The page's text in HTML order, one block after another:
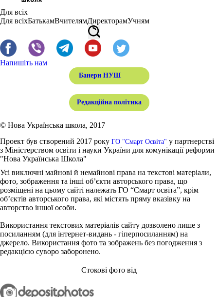
Для всіх
Для всіхБатькамВчителямДиректорамУчням
Напишіть нам
Банери НУШ
Редакційна політика
© Нова Українська школа, 2017
Проект був створений 2017 року ГО "Смарт Освіта" у партнерстві
з Міністерством освіти і науки України для комунікації реформи
"Нова Українська Школа"
Усі виключні майнові й немайнові права на текстові матеріали,
фото, зображення та інші об’єкти авторського права, що
розміщені на цьому сайті належать ГО “Смарт освіта”, крім
об’єктів авторського права, які містять пряму вказівку на
авторство іншої особи.
Використання текстових матеріалів сайту дозволено лише з
посиланням (для інтернет-видань - гіперпосиланням) на
джерело. Використання фото та зображень без погодження з
редакцією суворо заборонено.
Стокові фото від